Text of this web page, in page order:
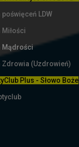
LDW
Mądrości
(Uzdrowień)
Plus - Słowo Boże